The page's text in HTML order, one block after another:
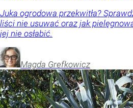
Juka ogrodowa przekwitła?
liści nie usuwać oraz jak
jej nie osłabić.
Magda Grefkowicz